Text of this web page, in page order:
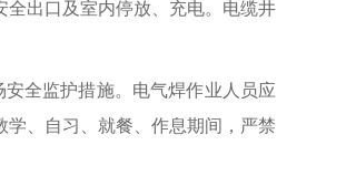
出口及室内停放、充电。电缆井
全监护措施。电气焊作业人员应
、自习、就餐、作息期间，严禁